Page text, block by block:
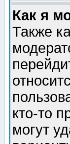
Как я
Также
кто-то
могут